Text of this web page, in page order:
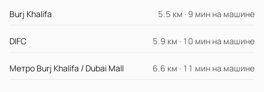
Burj Khalifa 5.5 км · 9 мин на машине
DIFC 5.9 км · 10 мин на машине
Метро Burj Khalifa / Dubai Mall 6.6 км · 11 мин на машине